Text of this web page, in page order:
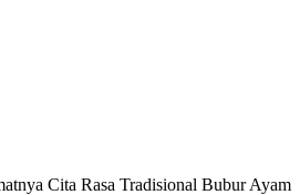
Cita Rasa Tradisional Bubur Ayam